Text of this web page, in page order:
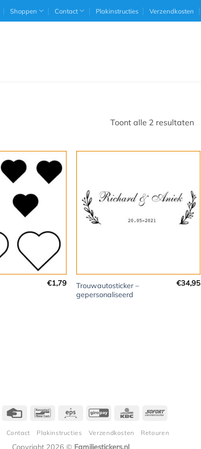
Shoppen Contact Plakinstructies Verzendkosten
Toont alle 2 resultaten
€1,79
Trouwautosticker –
gepersonaliseerd
€34,95
IDeal
Credit
Bancontact
Eps GiroPay KBC Sofort
Contact Plakinstructies Verzendkosten Retouren